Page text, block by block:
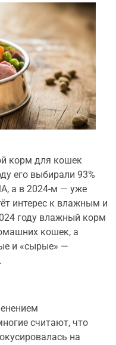
корм для кошек
его выбирали 93%
а в 2024-м — уже
интерес к влажным и
году влажный корм
кошек, а
и «сырые» —
считают, что
на